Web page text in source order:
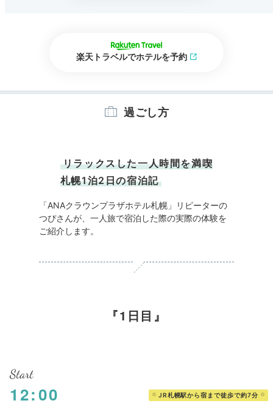
楽天トラベルでホテルを予約
過ごし方
リラックスした一人時間を満喫
札幌1泊2日の宿泊記
「ANAクラウンプラザホテル札幌」リピーターの
つぴさんが、一人旅で宿泊した際の実際の体験を
ご紹介します。
1日目
Start
12:00 JR札幌駅から宿まで徒歩で約7分